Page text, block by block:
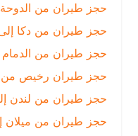
حجز طيران من الدوحة إلى
حجز طيران من دكا إلى
حجز طيران من الدمام إلى
حجز طيران رخيص من
حجز طيران من لندن إلى
حجز طيران من ميلان إلى